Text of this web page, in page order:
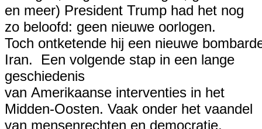
en meer) President Trump had het nog
zo beloofd: geen nieuwe oorlogen.
Toch ontketende hij een nieuwe
Iran. Een volgende stap in een lange
geschiedenis
van Amerikaanse interventies in het
Midden-Oosten. Vaak onder het vaandel
van mensenrechten en democratie,